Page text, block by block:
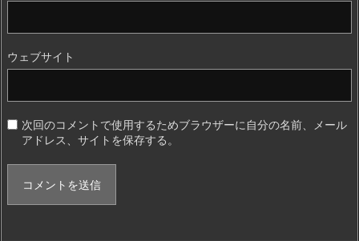
ウェブサイト
次回のコメントで使用するためブラウザーに自分の名前、メール
アドレス、サイトを保存する。